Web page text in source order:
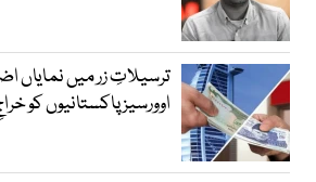
ترسیلاتِ زر میں نمایاں
اوورسیز پاکستانیوں کو